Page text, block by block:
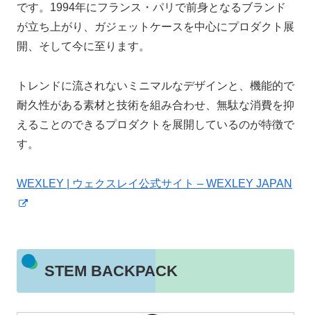
です。1994年にフランス・パリで前身となるブランド
が立ち上がり、ガジェットケースを中心にプロダクト展
開、そして今に至ります。
トレンドに流されないミニマルなデザインと、機能的で
耐久性がある素材と技術を組み合わせ、無駄な消費を抑
えることのできるプロダクトを展開しているのが特徴で
す。
WEXLEY | ウェクスレイ公式サイト – WEXLEY JAPAN
STEM BACKPACK